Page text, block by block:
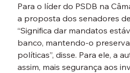
Para o líder do PSDB na
a proposta dos senadores
“Significa dar mandatos
banco, mantendo-o
políticas”, disse. Para ele, a
assim, mais segurança aos